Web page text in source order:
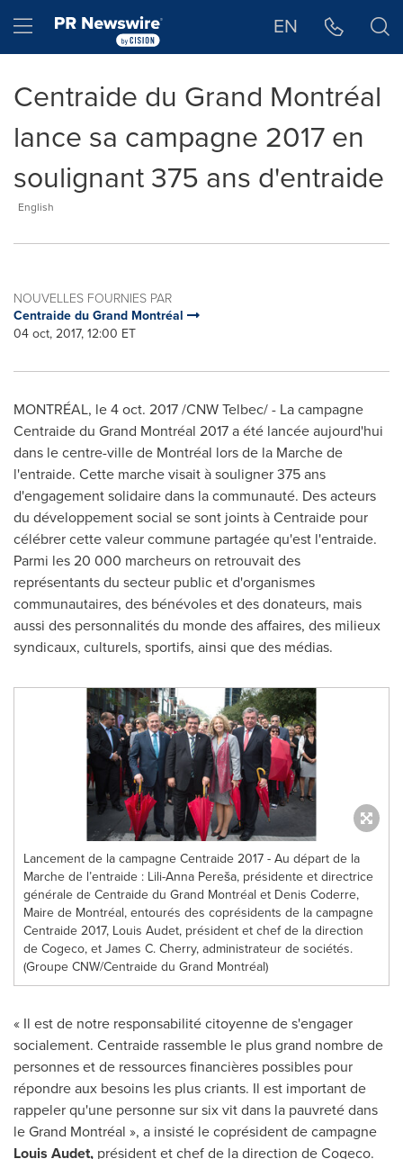
Hamburger menu EN
Centraide du Grand Montréal
lance sa campagne 2017 en
soulignant 375 ans d'entraide
English
NOUVELLES FOURNIES PAR
Centraide du Grand Montréal
04 oct, 2017, 12:00 ET
MONTRÉAL, le4 oct. 2017/CNW Telbec/ - La campagne
Centraide du Grand Montréal 2017 a été lancée aujourd'hui
dans le centre-ville de Montréal lors de la Marche de
l'entraide. Cette marche visait à souligner 375 ans
d'engagement solidaire dans la communauté. Des acteurs
du développement social se sont joints à Centraide pour
célébrer cette valeur commune partagée qu'est l'entraide.
Parmi les 20 000 marcheurs on retrouvait des
représentants du secteur public et d'organismes
communautaires, des bénévoles et des donateurs, mais
aussi des personnalités du monde des affaires, des milieux
syndicaux, culturels, sportifs, ainsi que des médias.
Lancement de la campagne Centraide 2017 - Au départ de la
Marche de l’entraide : Lili-Anna Pereša, présidente et directrice
générale de Centraide du Grand Montréal et Denis Coderre,
Maire de Montréal, entourés des coprésidents de la campagne
Centraide 2017, Louis Audet, président et chef de la direction
de Cogeco, et James C. Cherry, administrateur de sociétés.
(Groupe CNW/Centraide du Grand Montréal)
« Il est de notre responsabilité citoyenne de s'engager
socialement. Centraide rassemble le plus grand nombre de
personnes et de ressources financières possibles pour
répondre aux besoins les plus criants. Il est important de
rappeler qu'une personne sur six vit dans la pauvreté dans
le Grand Montréal », a insisté le coprésident de campagne
Louis Audet, président et chef de la direction de Cogeco.